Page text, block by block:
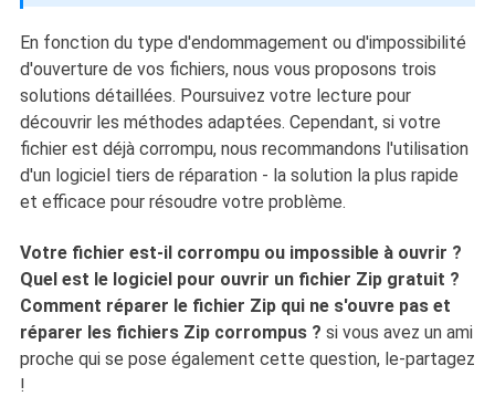
En fonction du type d'endommagement ou d'impossibilité
d'ouverture de vos fichiers, nous vous proposons trois
solutions détaillées. Poursuivez votre lecture pour
découvrir les méthodes adaptées. Cependant, si votre
fichier est déjà corrompu, nous recommandons l'utilisation
d'un logiciel tiers de réparation - la solution la plus rapide
et efficace pour résoudre votre problème.
Votre fichier est-il corrompu ou impossible à ouvrir ?
Quel est le logiciel pour ouvrir un fichier Zipgratuit ?
Comment réparer le fichier Zip qui ne s'ouvre pas et
réparer les fichiers Zip corrompus ? si vous avez un ami
proche qui se pose également cette question, le-partagez
!